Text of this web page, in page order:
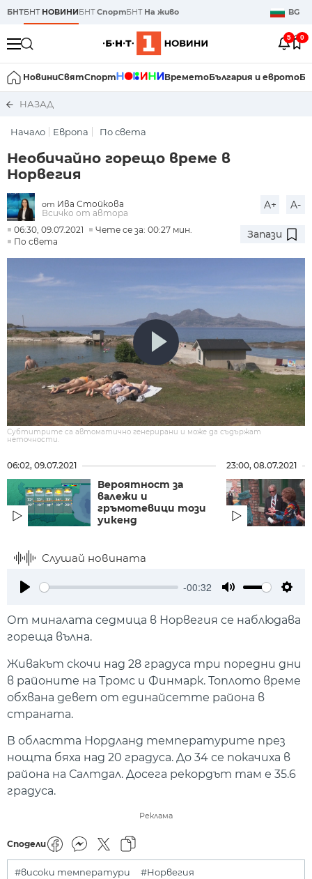
БНТБНТ НОВИНИБНТСпортБНТ На живо BG
5 0
НовиниСвятСпорт ВреметоБългария и еврото
НАЗАД
Начало Европа По света
Необичайно горещо време в
Норвегия
от Ива Стойкова
Всичко от автора
A+ A-
06:30, 09.07.2021
Чете се за: 00:27 мин.
По света
Запази
Субтитрите са автоматично генерирани и може да съдържат
неточности.
06:02, 09.07.2021
Вероятност за
валежи и
гръмотевици този
уикенд
23:00, 08.07.2021
Слушай новината
-00:32
От миналата седмица в Норвегия се наблюдава
гореща вълна.
Живакът скочи над 28 градуса три поредни дни
в районите на Тромс и Финмарк. Топлото време
обхвана девет от единайсетте района в
страната.
В областта Нордланд температурите през
нощта бяха над 20 градуса. До 34 се покачиха в
района на Салтдал. Досега рекордът там е 35.6
градуса.
Реклама
Сподели
#високи температури #Норвегия